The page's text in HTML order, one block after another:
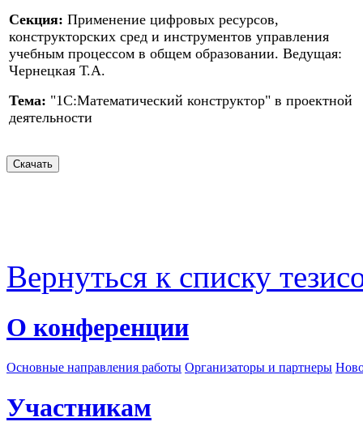
Секция: Применение цифровых ресурсов,
конструкторских сред и инструментов управления
учебным процессом в общем образовании. Ведущая:
Чернецкая Т.А.
Тема: "1С:Математический конструктор" в проектной
деятельности
Вернуться к списку
О конференции
Основные направления работы Организаторы и партнеры
Участникам